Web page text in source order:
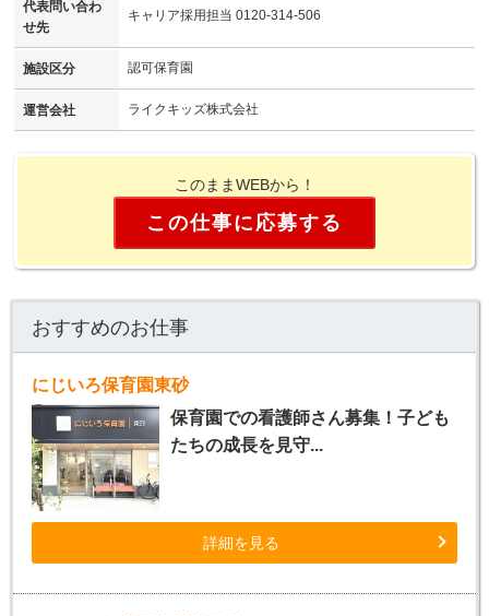
代表問い合わ
せ先
キャリア採用担当 0120-314-506
施設区分 認可保育園
運営会社 ライクキッズ株式会社
このままWEBから！
この仕事に応募する
おすすめのお仕事
にじいろ保育園東砂
保育園での看護師さん募集！子ども
たちの成長を見守...
詳細を見る